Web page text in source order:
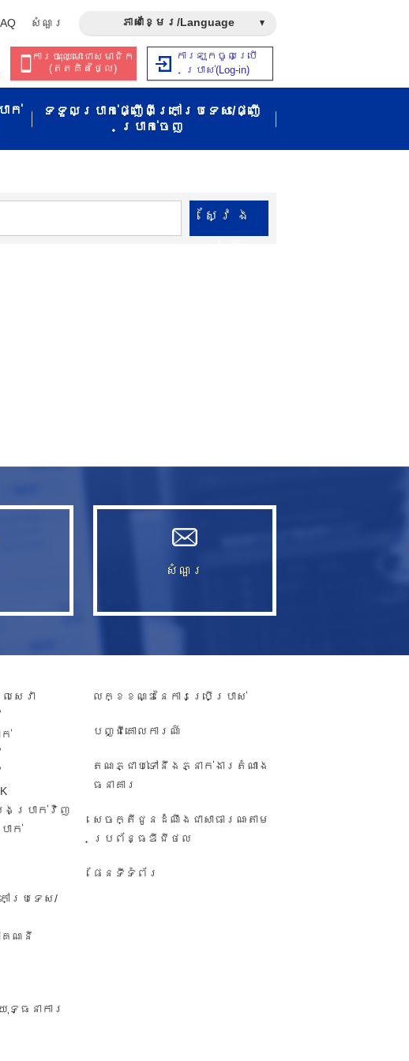
សំណួរ​ ភាសាខ្មែរ/Language
ការចុះឈ្មោះជាសមាជិក​​
(ឥត​គិត​ថ្លៃ​)
ការឡុកចូលប្រើ
ប្រាស់​(Log-in)
ាក់
ទទួលប្រាក់ផ្ញើពីក្រៅប្រទេស/ផ្ញើ
ប្រាក់ចេញ
ស្វែង​
សំណួរ​
សេវា​
ក់
សងប្រាក់វិញ
ាក់
ប្រទេស/
គណនី
ធនាការ
លក្ខខណ្ឌនៃការប្រើប្រាស់
បញ្ជី​គោលការណ៍
តណភ្ជាប់ទៅនឹងភ្នាក់ងារតំណាង
ធនាគារ
សេចក្តីជូនដំណឹង​ជា​សាធារណៈ​តាម​
ប្រព័ន្ធ​ឌីជីថល
ផែនទីទំព័រ